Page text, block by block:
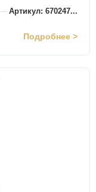
Артикул: 670247...
Подробнее >